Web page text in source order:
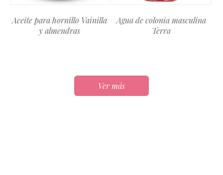
Aceite para hornillo Vainilla
y almendras
Agua de colonia masculina
Terra
Ver más